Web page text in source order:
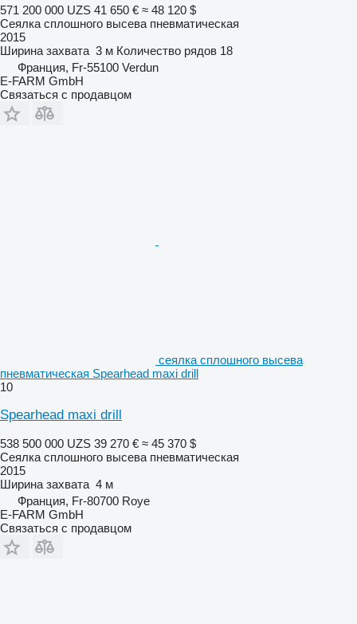
571 200 000 UZS 41 650 € ≈ 48 120 $
Сеялка сплошного высева пневматическая
2015
Ширина захвата 3 м Количество рядов 18
Франция, Fr-55100 Verdun
E-FARM GmbH
Связаться с продавцом
сеялка сплошного высева
пневматическая Spearhead maxi drill
10
Spearhead maxi drill
538 500 000 UZS 39 270 € ≈ 45 370 $
Сеялка сплошного высева пневматическая
2015
Ширина захвата 4 м
Франция, Fr-80700 Roye
E-FARM GmbH
Связаться с продавцом